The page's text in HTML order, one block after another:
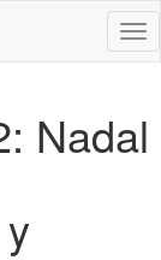
Nadal